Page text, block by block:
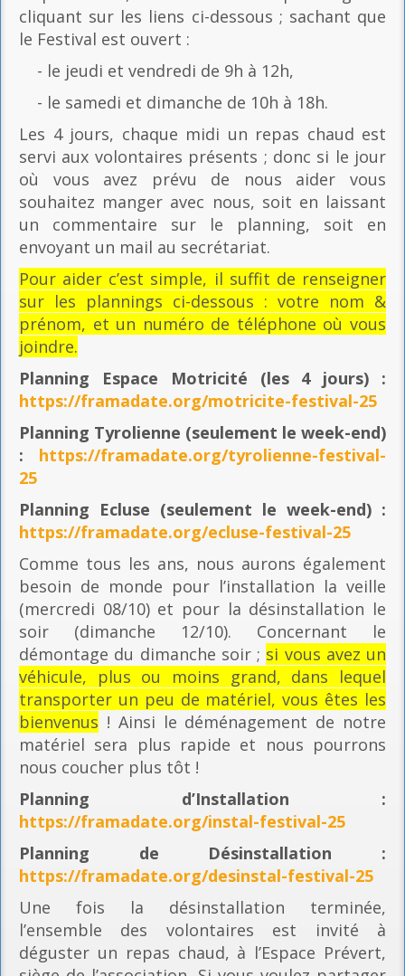
cliquant sur les liens ci-dessous ; sachant que
le Festival est ouvert :
- le jeudi et vendredi de 9h à 12h,
- le samedi et dimanche de 10h à 18h.
Les 4 jours, chaque midi un repas chaud est
servi aux volontaires présents ; donc si le jour
où vous avez prévu de nous aider vous
souhaitez manger avec nous, soit en laissant
un commentaire sur le planning, soit en
envoyant un mail au secrétariat.
Pour aider c’est simple, il suffit de renseigner
sur les plannings ci-dessous : votre nom &
prénom, et un numéro de téléphone où vous
joindre.
Planning Espace Motricité (les 4 jours) :
https://framadate.org/motricite-festival-25
Planning Tyrolienne (seulement le week-end)
: https://framadate.org/tyrolienne-festival-
25
Planning Ecluse (seulement le week-end) :
https://framadate.org/ecluse-festival-25
Comme tous les ans, nous aurons également
besoin de monde pour l’installation la veille
(mercredi 08/10) et pour la désinstallation le
soir (dimanche 12/10). Concernant le
démontage du dimanche soir ; si vous avez un
véhicule, plus ou moins grand, dans lequel
transporter un peu de matériel, vous êtes les
bienvenus ! Ainsi le déménagement de notre
matériel sera plus rapide et nous pourrons
nous coucher plus tôt !
Planning d’Installation :
https://framadate.org/instal-festival-25
Planning de Désinstallation :
https://framadate.org/desinstal-festival-25
Une fois la désinstallation terminée,
l’ensemble des volontaires est invité à
déguster un repas chaud, à l’Espace Prévert,